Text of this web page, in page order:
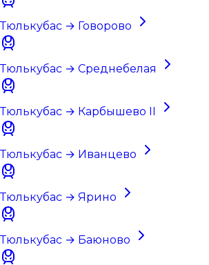
Тюлькубас → Говорово
Тюлькубас → Среднебелая
Тюлькубас → Карбышево II
Тюлькубас → Иванцево
Тюлькубас → Ярино
Тюлькубас → Баюново